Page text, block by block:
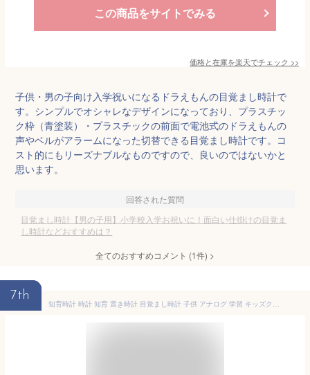
この商品をサイトでみる
価格と在庫を楽天でチェック >>
子供・男の子向け入学祝いになるドラえもんの目覚まし時計で
す。シンプルでオシャレなデザインになっており、プラスチッ
ク枠（青塗装）・プラスチックの前面で電池式のドラえもんの
声やベルがアラームになった切替できる目覚まし時計です。コ
スト的にもリーズナブルなものですので、良いのではないかと
思います。
回答された質問
目覚まし時計【男の子用】小学校入学お祝いに！面白い仕掛けの目覚ま
し時計などおすすめは？
全てのおすすめコメント (1件) >
7th
知育時計 時計 知育 置き時計 目覚まし時計 子供 アナログ 学習 キッズクロック キッズ 子ども タイマー 教育 置き型 卓上時計 知育玩具 かわいい おしゃれ 幼児 入園祝い プレゼント 男の子 女の子